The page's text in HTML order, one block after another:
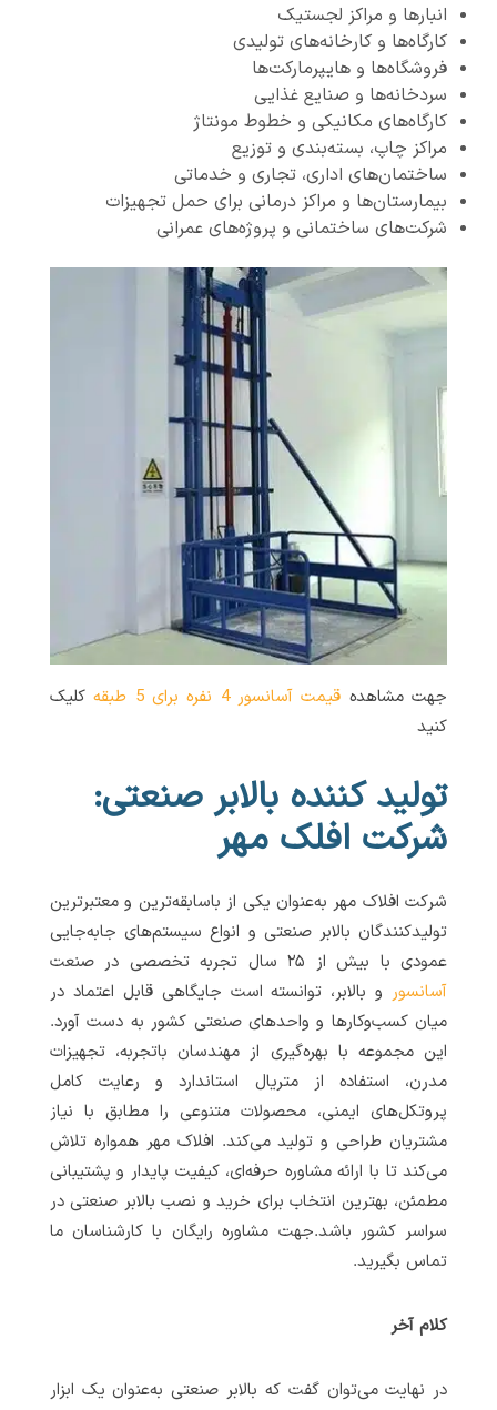
انبارها و مراکز لجستیک
کارگاه‌ها و کارخانه‌های تولیدی
فروشگاه‌ها و هایپرمارکت‌ها
سردخانه‌ها و صنایع غذایی
کارگاه‌های مکانیکی و خطوط مونتاژ
مراکز چاپ، بسته‌بندی و توزیع
ساختمان‌های اداری، تجاری و خدماتی
بیمارستان‌ها و مراکز درمانی برای حمل تجهیزات
شرکت‌های ساختمانی و پروژه‌های عمرانی
جهت مشاهده قیمت آسانسور 4 نفره برای 5 طبقه
کلیک
کنید
تولید کننده بالابر صنعتی:
شرکت افلک مهر
شرکت افلاک مهر به‌عنوان یکی از باسابقه‌ترین و معتبرترین
تولیدکنندگان بالابر صنعتی و انواع سیستم‌های جابه‌جایی
عمودی با بیش از ۲۵ سال تجربه تخصصی در صنعت
آسانسور و بالابر، توانسته است جایگاهی قابل اعتماد در
میان کسب‌وکارها و واحدهای صنعتی کشور به دست آورد.
این مجموعه با بهره‌گیری از مهندسان باتجربه، تجهیزات
مدرن، استفاده از متریال استاندارد و رعایت کامل
پروتکل‌های ایمنی، محصولات متنوعی را مطابق با نیاز
مشتریان طراحی و تولید می‌کند. افلاک مهر همواره تلاش
می‌کند تا با ارائه مشاوره حرفه‌ای، کیفیت پایدار و پشتیبانی
مطمئن، بهترین انتخاب برای خرید و نصب بالابر صنعتی در
سراسر کشور باشد.جهت مشاوره رایگان با کارشناسان ما
تماس بگیرید.
کلام آخر
در نهایت می‌توان گفت که بالابر صنعتی به‌عنوان یک ابزار